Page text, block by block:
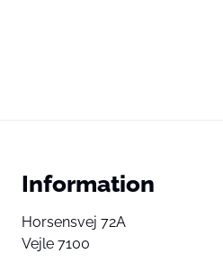
Information
Horsensvej 72A
Vejle 7100